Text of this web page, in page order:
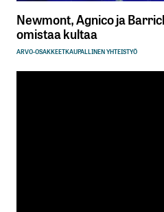
Newmont, Agnico ja
omistaa kultaa
ARVO-OSAKKEETKAUPALLINEN YHTEISTYÖ